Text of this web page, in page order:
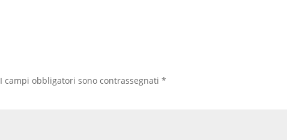
I campi obbligatori sono contrassegnati*